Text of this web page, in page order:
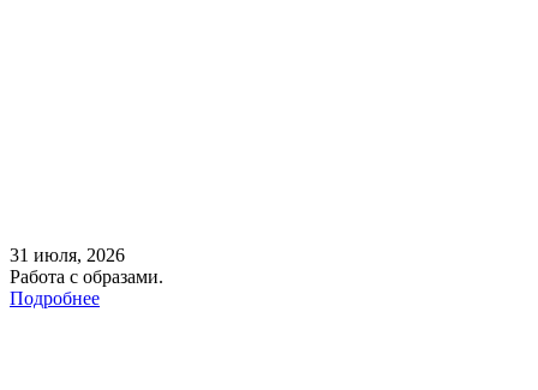
31 июля, 2026
Работа с образами.
Подробнее